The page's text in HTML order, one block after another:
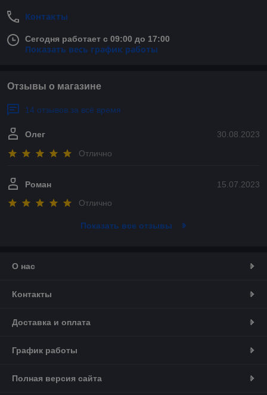
Контакты
Сегодня работает с 09:00 до 17:00
Показать весь график работы
Отзывы о магазине
14 отзывов за всё время
30.08.2023
Олег
Отлично
15.07.2023
Роман
Отлично
Показать все отзывы
О нас
Контакты
Доставка и оплата
График работы
Полная версия сайта